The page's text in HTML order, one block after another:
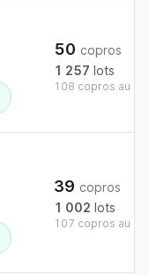
50 copros
1 257 lots
108 copros au
39 copros
1 002 lots
107 copros au